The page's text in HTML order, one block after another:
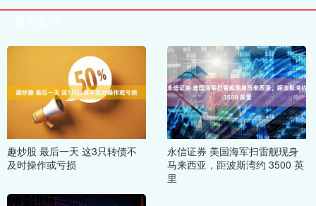
趣炒股 最后一天 这3只转债不
及时操作或亏损
永信证券 美国海军扫雷舰现身
马来西亚，距波斯湾约 3500 英
里